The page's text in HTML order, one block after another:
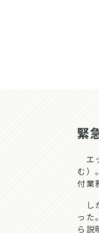
緊
エ
む）
付業
し
った
ら説